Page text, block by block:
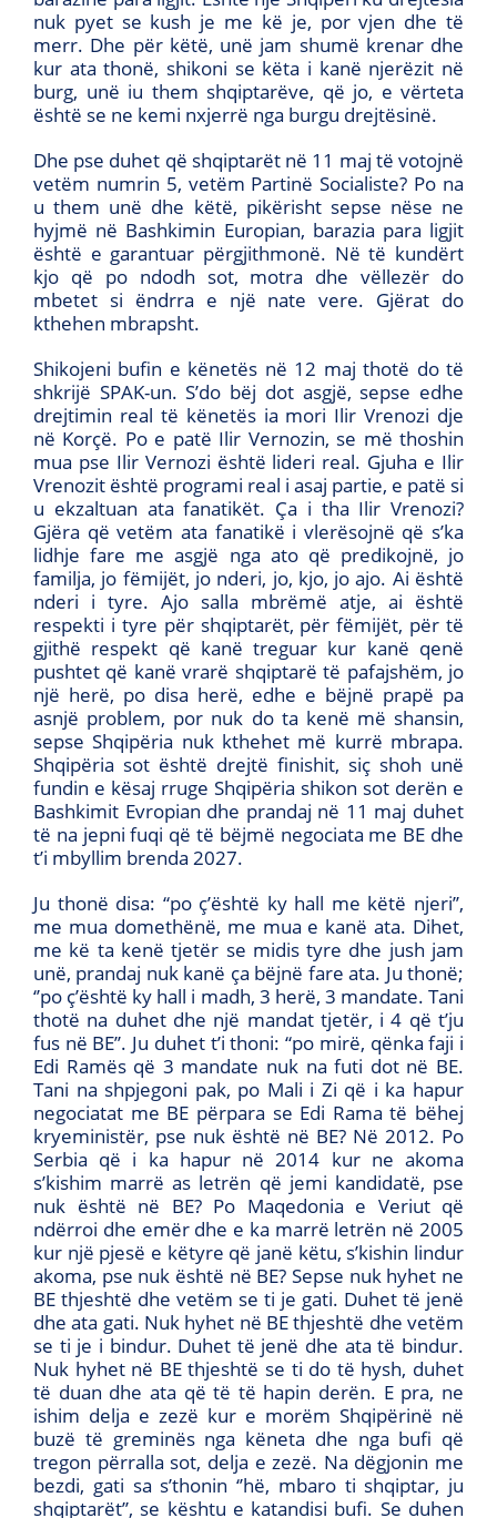
nuk pyet se kush je me kë je, por vjen dhe të
merr. Dhe për këtë, unë jam shumë krenar dhe
kur ata thonë, shikoni se këta i kanë njerëzit në
burg, unë iu them shqiptarëve, që jo, e vërteta
është se ne kemi nxjerrë nga burgu drejtësinë.
Dhe pse duhet që shqiptarët në 11 maj të votojnë
vetëm numrin 5, vetëm Partinë Socialiste? Po na
u them unë dhe këtë, pikërisht sepse nëse ne
hyjmë në Bashkimin Europian, barazia para ligjit
është e garantuar përgjithmonë. Në të kundërt
kjo që po ndodh sot, motra dhe vëllezër do
mbetet si ëndrra e një nate vere. Gjërat do
kthehen mbrapsht.
Shikojeni bufin e kënetës në 12 maj thotë do të
shkrijë SPAK-un. S’do bëj dot asgjë, sepse edhe
drejtimin real të kënetës ia mori Ilir Vrenozi dje
në Korçë. Po e patë Ilir Vernozin, se më thoshin
mua pse Ilir Vernozi është lideri real. Gjuha e Ilir
Vrenozit është programi real i asaj partie, e patë si
u ekzaltuan ata fanatikët. Ça i tha Ilir Vrenozi?
Gjëra që vetëm ata fanatikë i vlerësojnë që s’ka
lidhje fare me asgjë nga ato që predikojnë, jo
familja, jo fëmijët, jo nderi, jo, kjo, jo ajo. Ai është
nderi i tyre. Ajo salla mbrëmë atje, ai është
respekti i tyre për shqiptarët, për fëmijët, për të
gjithë respekt që kanë treguar kur kanë qenë
pushtet që kanë vrarë shqiptarë të pafajshëm, jo
një herë, po disa herë, edhe e bëjnë prapë pa
asnjë problem, por nuk do ta kenë më shansin,
sepse Shqipëria nuk kthehet më kurrë mbrapa.
Shqipëria sot është drejtë finishit, siç shoh unë
fundin e kësaj rruge Shqipëria shikon sot derën e
Bashkimit Evropian dhe prandaj në 11 maj duhet
të na jepni fuqi që të bëjmë negociata me BE dhe
t’i mbyllim brenda 2027.
Ju thonë disa: “po ç’është ky hall me këtë njeri’’,
me mua domethënë, me mua e kanë ata. Dihet,
me kë ta kenë tjetër se midis tyre dhe jush jam
unë, prandaj nuk kanë ça bëjnë fare ata. Ju thonë;
‘’po ç’është ky hall i madh, 3 herë, 3 mandate. Tani
thotë na duhet dhe një mandat tjetër, i 4 që t’ju
fus në BE’’. Ju duhet t’i thoni: “po mirë, qënka faji i
Edi Ramës që 3 mandate nuk na futi dot në BE.
Tani na shpjegoni pak, po Mali i Zi që i ka hapur
negociatat me BE përpara se Edi Rama të bëhej
kryeministër, pse nuk është në BE? Në 2012. Po
Serbia që i ka hapur në 2014 kur ne akoma
s’kishim marrë as letrën që jemi kandidatë, pse
nuk është në BE? Po Maqedonia e Veriut që
ndërroi dhe emër dhe e ka marrë letrën në 2005
kur një pjesë e këtyre që janë këtu, s’kishin lindur
akoma, pse nuk është në BE? Sepse nuk hyhet ne
BE thjeshtë dhe vetëm se ti je gati. Duhet të jenë
dhe ata gati. Nuk hyhet në BE thjeshtë dhe vetëm
se ti je i bindur. Duhet të jenë dhe ata të bindur.
Nuk hyhet në BE thjeshtë se ti do të hysh, duhet
të duan dhe ata që të të hapin derën. E pra, ne
ishim delja e zezë kur e morëm Shqipërinë në
buzë të greminës nga këneta dhe nga bufi që
tregon përralla sot, delja e zezë. Na dëgjonin me
bezdi, gati sa s’thonin ‘’hë, mbaro ti shqiptar, ju
shqiptarët’’, se kështu e katandisi bufi. Se duhen